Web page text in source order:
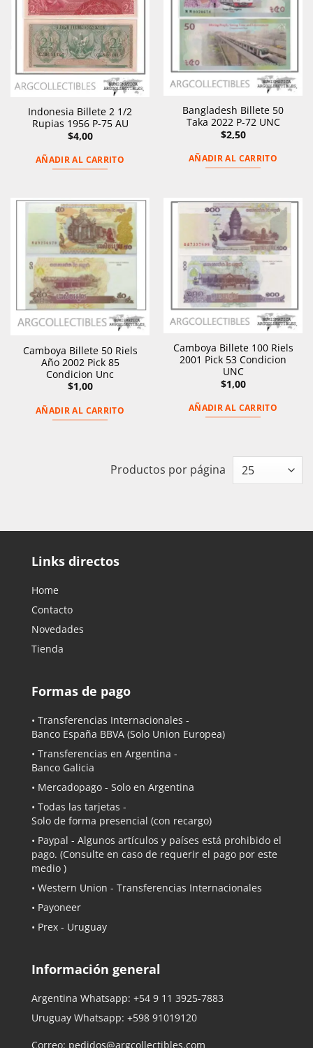
Indonesia Billete 2 1/2
Rupias 1956 P-75 AU
$4,00
AÑADIR AL CARRITO
Bangladesh Billete 50
Taka 2022 P-72 UNC
$2,50
AÑADIR AL CARRITO
Camboya Billete 50 Riels
Año 2002 Pick 85
Condicion Unc
$1,00
AÑADIR AL CARRITO
Camboya Billete 100 Riels
2001 Pick 53 Condicion
UNC
$1,00
AÑADIR AL CARRITO
Productos por página
Links directos
Home
Contacto
Novedades
Tienda
Formas de pago
• Transferencias Internacionales -
Banco España BBVA (Solo Union Europea)
• Transferencias en Argentina -
Banco Galicia
• Mercadopago - Solo en Argentina
• Todas las tarjetas -
Solo de forma presencial (con recargo)
• Paypal - Algunos artículos y países está prohibido el
pago. (Consulte en caso de requerir el pago por este
medio )
• Western Union - Transferencias Internacionales
• Payoneer
• Prex - Uruguay
Información general
Argentina Whatsapp: +54 9 11 3925-7883
Uruguay Whatsapp: +598 91019120
Correo: pedidos@argcollectibles.com